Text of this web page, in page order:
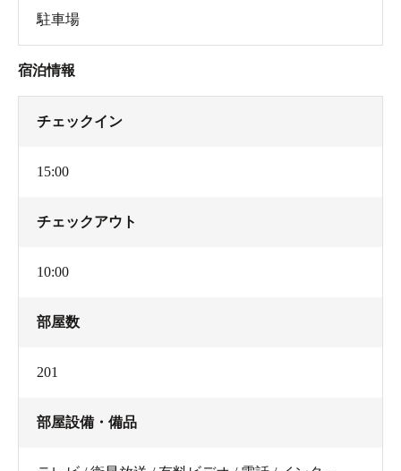
駐車場
宿泊情報
チェックイン
15:00
チェックアウト
10:00
部屋数
201
部屋設備・備品